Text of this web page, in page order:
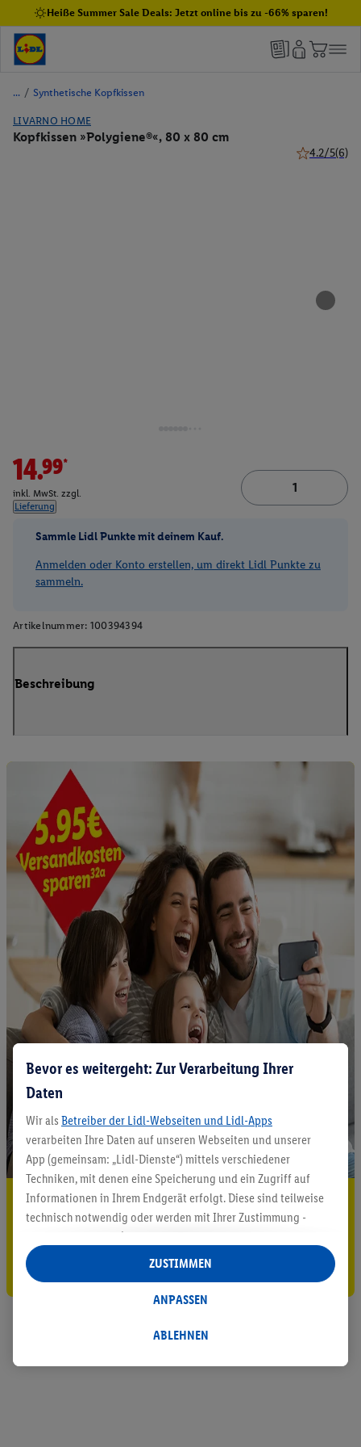
Heiße Summer Sale Deals: Jetzt online bis zu -66% sparen!
/ Synthetische Kopfkissen
LIVARNO HOME
Kopfkissen »Polygiene®«, 80 x 80 cm
4.2/5(6)
14.99*
inkl. MwSt. zzgl.
Lieferung
Sammle Lidl Punkte mit deinem Kauf.
Anmelden oder Konto erstellen, um direkt Lidl Punkte zu
sammeln.
Artikelnummer: 100394394
Beschreibung
5.95 € Versand sparen³²ᵃ
Jetzt zum Newsletter anmelden
Gutschein sichern!
Bevor es weitergeht: Zur Verarbeitung Ihrer
Daten
Wir als Betreiber der Lidl-Webseiten und Lidl-Apps
verarbeiten Ihre Daten auf unseren Webseiten und unserer
App (gemeinsam: „Lidl-Dienste“) mittels verschiedener
Techniken, mit denen eine Speicherung und ein Zugriff auf
Informationen in Ihrem Endgerät erfolgt. Diese sind teilweise
technisch notwendig oder werden mit Ihrer Zustimmung -
auch durch Partner (u.a.
Verantwortliche; im Zusammenhang mit dem IAB TCF
insgesamt
Statistik-Erstellung oder für personalisierte Werbung
Datenverarbeitungen für personalisierte Werbung werden
ABLEHNEN
ANPASSEN
ZUSTIMMEN